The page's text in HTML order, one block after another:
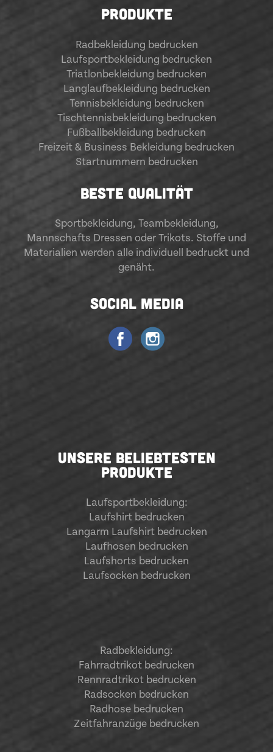
PRODUKTE
Radbekleidung bedrucken
Laufsportbekleidung bedrucken
Triatlonbekleidung bedrucken
Langlaufbekleidung bedrucken
Tennisbekleidung bedrucken
Tischtennisbekleidung bedrucken
Fußballbekleidung bedrucken
Freizeit & Business Bekleidung bedrucken
Startnummern bedrucken
BESTE QUALITÄT
Sportbekleidung, Teambekleidung,
Mannschafts Dressen oder Trikots. Stoffe und
Materialien werden alle individuell bedruckt und
genäht.
SOCIAL MEDIA
UNSERE BELIEBTESTEN
PRODUKTE
Laufsportbekleidung:
Laufshirt bedrucken
Langarm Laufshirt bedrucken
Laufhosen bedrucken
Laufshorts bedrucken
Laufsocken bedrucken
Radbekleidung:
Fahrradtrikot bedrucken
Rennradtrikot bedrucken
Radsocken bedrucken
Radhose bedrucken
Zeitfahranzüge bedrucken